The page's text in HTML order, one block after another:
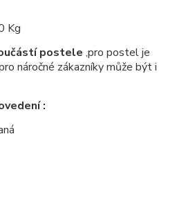
Kg
postele ,pro postel je
náročné zákazníky může být i
: